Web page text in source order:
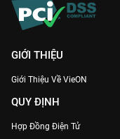
GIỚI THIỆU
Giới Thiệu Về VieON
QUY ĐỊNH
Hợp Đồng Điện Tử